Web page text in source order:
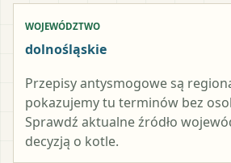
WOJEWÓDZTWO
dolnośląskie
Przepisy antysmogowe są
pokazujemy tu terminów bez
Sprawdź aktualne źródło
decyzją o kotle.